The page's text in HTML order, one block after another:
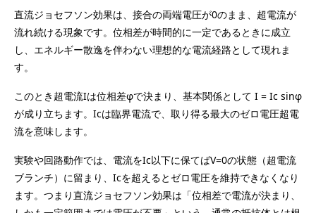
直流ジョセフソン効果は、接合の両端電圧が0のまま、超電流が
流れ続ける現象です。位相差が時間的に一定であるときに成立
し、エネルギー散逸を伴わない理想的な電流経路として現れま
す。
このとき超電流Iは位相差φで決まり、基本関係として I = Ic sinφ
が成り立ちます。Icは臨界電流で、取り得る最大のゼロ電圧超電
流を意味します。
実験や回路動作では、電流をIc以下に保てばV=0の状態（超電流
ブランチ）に留まり、Icを超えるとゼロ電圧を維持できなくなり
ます。つまり直流ジョセフソン効果は「位相差で電流が決まり、